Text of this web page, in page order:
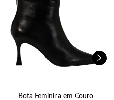
Bota Feminina em Couro